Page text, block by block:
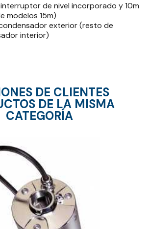
de nivel incorporado y 10m
modelos 15m)
exterior (resto de
interior)
DE CLIENTES
DE LA MISMA
CATEGORÍA